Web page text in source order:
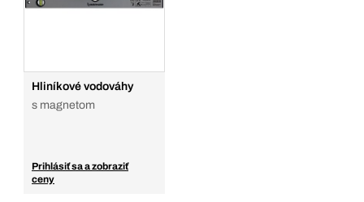
Hliníkové vodováhy
s magnetom
Prihlásiť sa a zobraziť
ceny